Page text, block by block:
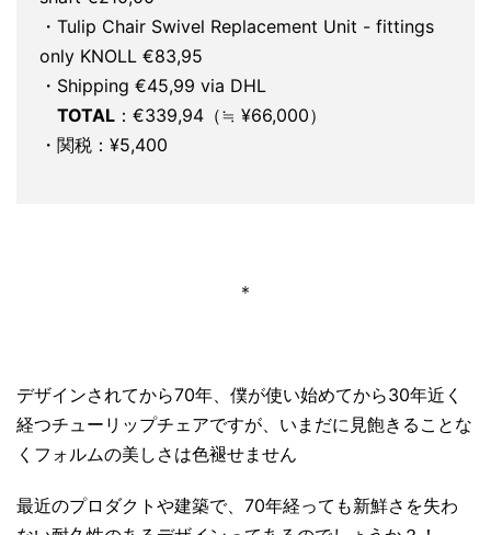
・Tulip Chair Swivel Replacement Unit - fittings
only KNOLL €83,95
・Shipping €45,99 via DHL
TOTAL ：€339,94（≒ ¥66,000）
・関税：¥5,400
＊
デザインされてから70年、僕が使い始めてから30年近く
経つチューリップチェアですが、いまだに見飽きることな
くフォルムの美しさは色褪せません
最近のプロダクトや建築で、70年経っても新鮮さを失わ